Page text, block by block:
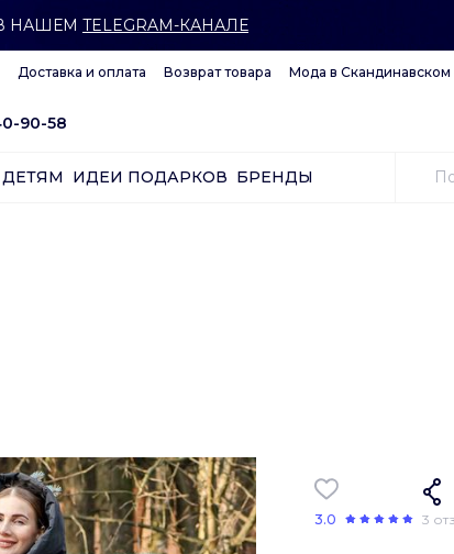
НАШЕМ TELEGRAM-КАНАЛЕ
Доставка и оплата Возврат товара Мода в Скандинавском
90-58
ДЕТЯМ ИДЕИ ПОДАРКОВ БРЕНДЫ
3.0 3